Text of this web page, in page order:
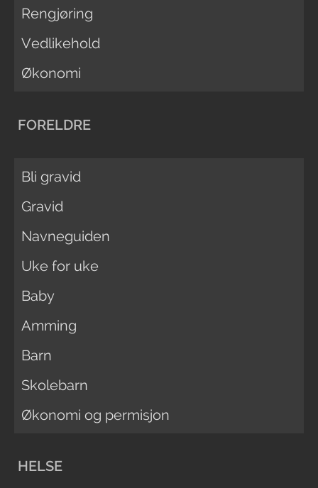
Rengjøring
Vedlikehold
Økonomi
FORELDRE
Bli gravid
Gravid
Navneguiden
Uke for uke
Baby
Amming
Barn
Skolebarn
Økonomi og permisjon
HELSE